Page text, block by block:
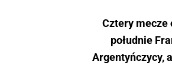
Cztery mecze
południe
Argentyńczycy,